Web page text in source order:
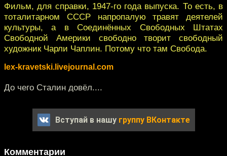
Фильм, для справки, 1947-го года выпуска. То есть, в
тоталитарном СССР напропалую травят деятелей
культуры, а в Соединённых Свободных Штатах
Свободной Америки свободно творит свободный
художник Чарли Чаплин. Потому что там Свобода.
lex-kravetski.livejournal.com
До чего Сталин довёл....
Вступай в нашу группу ВКонтакте
Комментарии